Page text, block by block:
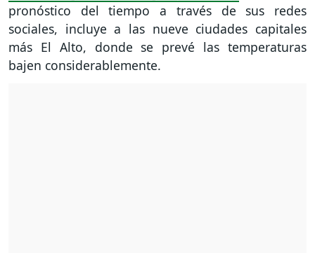
pronóstico del tiempo a través de sus redes
sociales, incluye a las nueve ciudades capitales
más El Alto, donde se prevé las temperaturas
bajen considerablemente.